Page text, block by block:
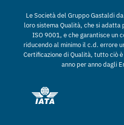
Le Società del Gruppo Gastaldi
loro sistema Qualità, che si
ISO 9001, e che garantisce un
riducendo al minimo il c.d. errore
Certificazione di Qualità, tutto ciò
anno per anno dagli